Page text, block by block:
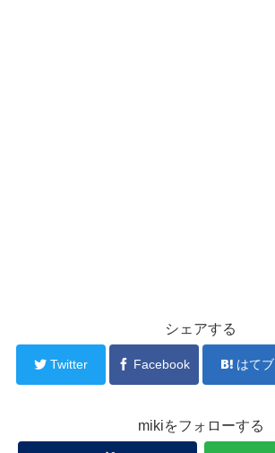
シェアする
Twitter Facebook はてブ
mikiをフォローする